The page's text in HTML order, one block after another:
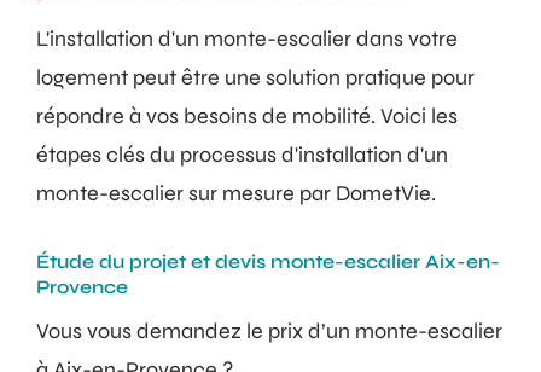
L'installation d'un monte-escalier dans votre
logement peut être une solution pratique pour
répondre à vos besoins de mobilité. Voici les
étapes clés du processus d'installation d'un
monte-escalier sur mesure par DometVie.
Étude du projet et devis monte-escalier Aix-en-
Provence
Vous vous demandez le prix d’un monte-escalier